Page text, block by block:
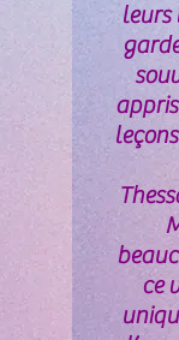
leurs
ce